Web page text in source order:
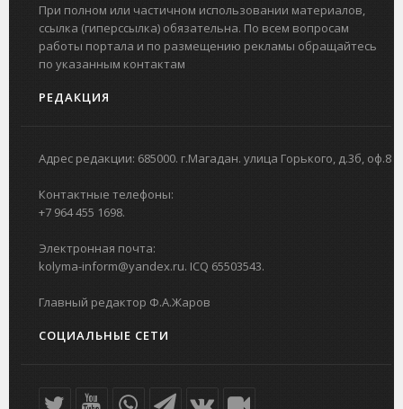
При полном или частичном использовании материалов,
ссылка (гиперссылка) обязательна. По всем вопросам
работы портала и по размещению рекламы обращайтесь
по указанным контактам
РЕДАКЦИЯ
Адрес редакции: 685000. г.Магадан. улица Горького, д.3б, оф.8
Контактные телефоны:
+7 964 455 1698.
Электронная почта:
kolyma-inform@yandex.ru. ICQ 65503543.
Главный редактор Ф.А.Жаров
СОЦИАЛЬНЫЕ СЕТИ